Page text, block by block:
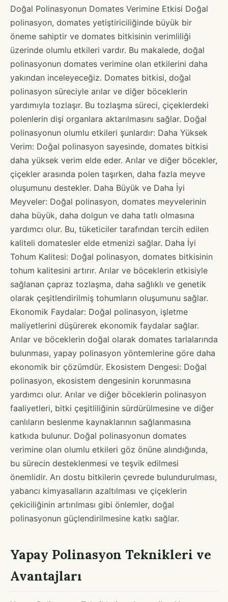
Doğal Polinasyonun Domates Verimine Etkisi Doğal
polinasyon, domates yetiştiriciliğinde büyük bir
öneme sahiptir ve domates bitkisinin verimliliği
üzerinde olumlu etkileri vardır. Bu makalede, doğal
polinasyonun domates verimine olan etkilerini daha
yakından inceleyeceğiz. Domates bitkisi, doğal
polinasyon süreciyle arılar ve diğer böceklerin
yardımıyla tozlaşır. Bu tozlaşma süreci, çiçeklerdeki
polenlerin dişi organlara aktarılmasını sağlar. Doğal
polinasyonun olumlu etkileri şunlardır: Daha Yüksek
Verim: Doğal polinasyon sayesinde, domates bitkisi
daha yüksek verim elde eder. Arılar ve diğer böcekler,
çiçekler arasında polen taşırken, daha fazla meyve
oluşumunu destekler. Daha Büyük ve Daha İyi
Meyveler: Doğal polinasyon, domates meyvelerinin
daha büyük, daha dolgun ve daha tatlı olmasına
yardımcı olur. Bu, tüketiciler tarafından tercih edilen
kaliteli domatesler elde etmenizi sağlar. Daha İyi
Tohum Kalitesi: Doğal polinasyon, domates bitkisinin
tohum kalitesini artırır. Arılar ve böceklerin etkisiyle
sağlanan çapraz tozlaşma, daha sağlıklı ve genetik
olarak çeşitlendirilmiş tohumların oluşumunu sağlar.
Ekonomik Faydalar: Doğal polinasyon, işletme
maliyetlerini düşürerek ekonomik faydalar sağlar.
Arılar ve böceklerin doğal olarak domates tarlalarında
bulunması, yapay polinasyon yöntemlerine göre daha
ekonomik bir çözümdür. Ekosistem Dengesi: Doğal
polinasyon, ekosistem dengesinin korunmasına
yardımcı olur. Arılar ve diğer böceklerin polinasyon
faaliyetleri, bitki çeşitliliğinin sürdürülmesine ve diğer
canlıların beslenme kaynaklarının sağlanmasına
katkıda bulunur. Doğal polinasyonun domates
verimine olan olumlu etkileri göz önüne alındığında,
bu sürecin desteklenmesi ve teşvik edilmesi
önemlidir. Arı dostu bitkilerin çevrede bulundurulması,
yabancı kimyasalların azaltılması ve çiçeklerin
çekiciliğinin artırılması gibi önlemler, doğal
polinasyonun güçlendirilmesine katkı sağlar.
Yapay Polinasyon Teknikleri ve
Avantajları